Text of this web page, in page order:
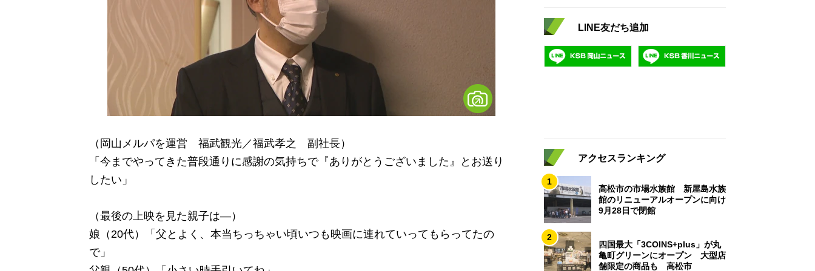
（岡山メルパを運営 福武観光／福武孝之 副社長）
「今までやってきた普段通りに感謝の気持ちで『ありがとうございました』とお送り
したい」
（最後の上映を見た親子は―）
娘（20代）「父とよく、本当ちっちゃい頃いつも映画に連れていってもらってたの
で」
LINE友だち追加
アクセスランキング
1
高松市の市場水族館 新屋島水族
館のリニューアルオープンに向け
9月28日で閉館
2
四国最大「3COINS+plus」が丸
亀町グリーンにオープン 大型店
舗限定の商品も 高松市